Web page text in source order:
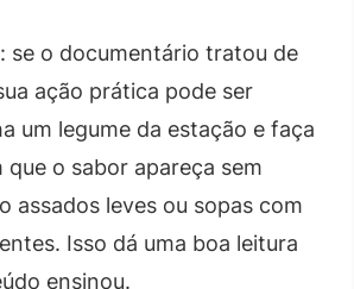
se o documentário tratou de
ação prática pode ser
um legume da estação e faça
que o sabor apareça sem
assados leves ou sopas com
Isso dá uma boa leitura
ensinou.